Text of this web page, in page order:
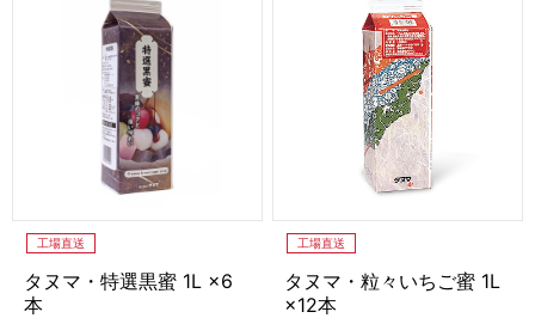
ソフトサーブミックス
冷凍ソフトミックス
ソフグルトミックス
アイスクリームコーン・ソフトクリームコーン
コーン スリーブ紙トレー
特定商取引に関する法律に基づく表記
利用規約
工場直送
タヌマ・特選黒蜜 1L ×6
本
工場直送
タヌマ・粒々いちご蜜 1L
×12本